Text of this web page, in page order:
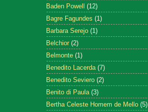
Baden Powell (12)
Bagre Fagundes (1)
Barbara Serejo (1)
Belchior (2)
Belmonte (1)
Benedito Lacerda (7)
Benedito Seviero (2)
Benito di Paula (3)
Bertha Celeste Homem de Mello (5)